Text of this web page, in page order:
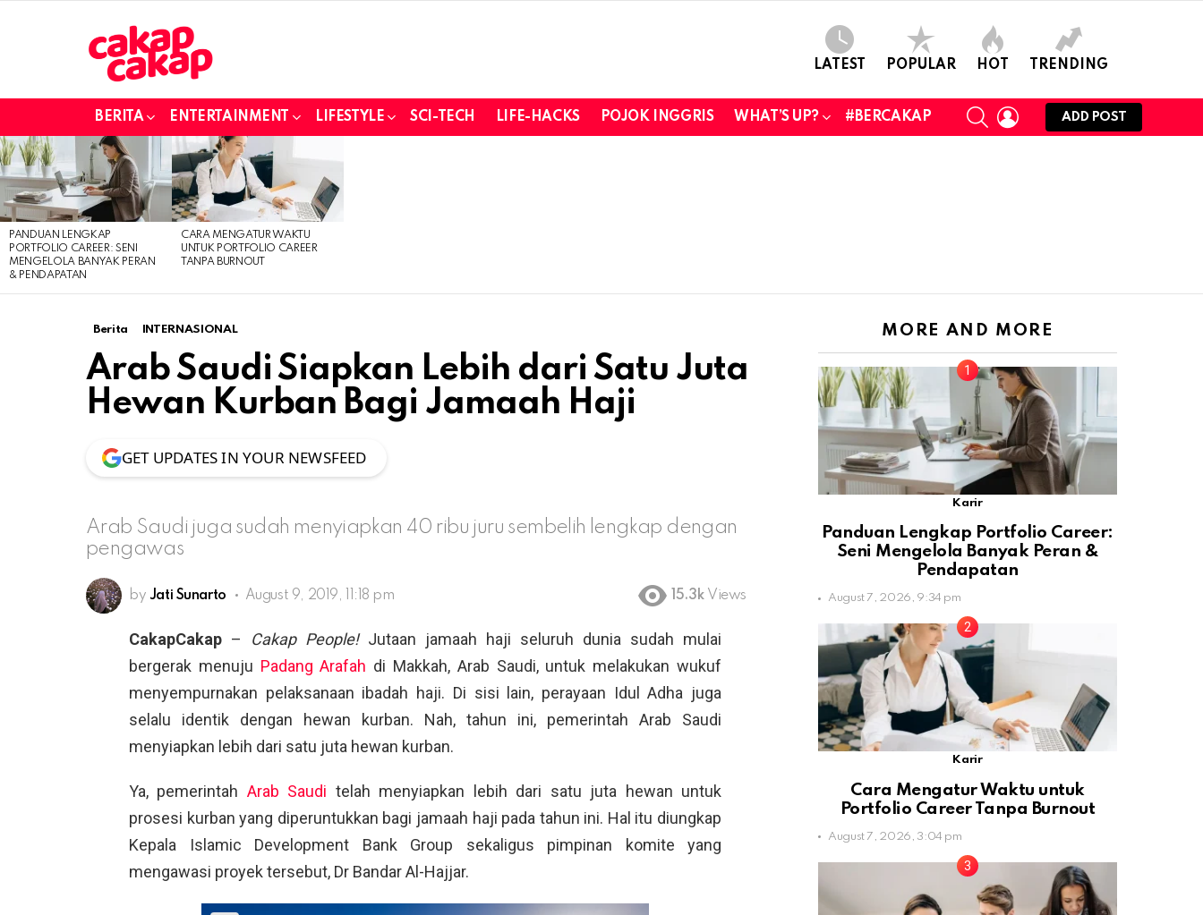
LATEST POPULAR HOT TRENDING
BERITA ENTERTAINMENT LIFESTYLE SCI-TECH LIFE-HACKS POJOK INGGRIS WHAT’S UP? #BERCAKAP
SEARCHLOGIN
ADD POST
LATEST
STORIES
PANDUAN LENGKAP
PORTFOLIO CAREER: SENI
MENGELOLA BANYAK PERAN
& PENDAPATAN
CARA MENGATUR WAKTU
UNTUK PORTFOLIO CAREER
TANPA BURNOUT
Berita INTERNASIONAL
Arab Saudi Siapkan Lebih dari Satu Juta
Hewan Kurban Bagi Jamaah Haji
GET UPDATES IN YOUR NEWSFEED
Arab Saudi juga sudah menyiapkan 40 ribu juru sembelih lengkap dengan
pengawas
by Jati Sunarto August 9, 2019, 11:18 pm 15.3k Views
CakapCakap – Cakap People!Jutaan jamaah haji seluruh dunia sudah mulai
bergerak menuju Padang Arafah di Makkah, Arab Saudi, untuk melakukan wukuf
menyempurnakan pelaksanaan ibadah haji. Di sisi lain, perayaan Idul Adha juga
selalu identik dengan hewan kurban. Nah, tahun ini, pemerintah Arab Saudi
menyiapkan lebih dari satu juta hewan kurban.
Ya, pemerintah Arab Saudi telah menyiapkan lebih dari satu juta hewan untuk
prosesi kurban yang diperuntukkan bagi jamaah haji pada tahun ini. Hal itu diungkap
Kepala Islamic Development Bank Group sekaligus pimpinan komite yang
mengawasi proyek tersebut, Dr Bandar Al-Hajjar.
MORE AND MORE
Karir
Panduan Lengkap Portfolio Career:
Seni Mengelola Banyak Peran &
Pendapatan
August 7, 2026, 9:34 pm
Karir
Cara Mengatur Waktu untuk
Portfolio Career Tanpa Burnout
August 7, 2026, 3:04 pm